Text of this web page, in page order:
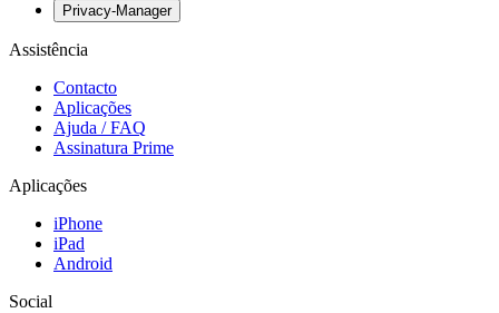
Privacy-Manager
Assistência
Contacto
Aplicações
Ajuda / FAQ
Assinatura Prime
Aplicações
iPhone
iPad
Android
Social